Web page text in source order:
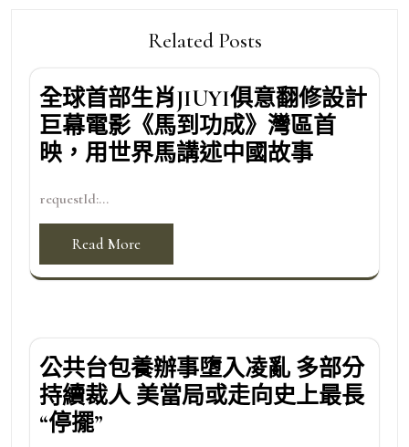
Related Posts
全球首部生肖JIUYI俱意翻修設計
巨幕電影《馬到功成》灣區首
映，用世界馬講述中國故事
requestId:...
Read More
公共台包養辦事墮入凌亂 多部分
持續裁人 美當局或走向史上最長
“停擺”